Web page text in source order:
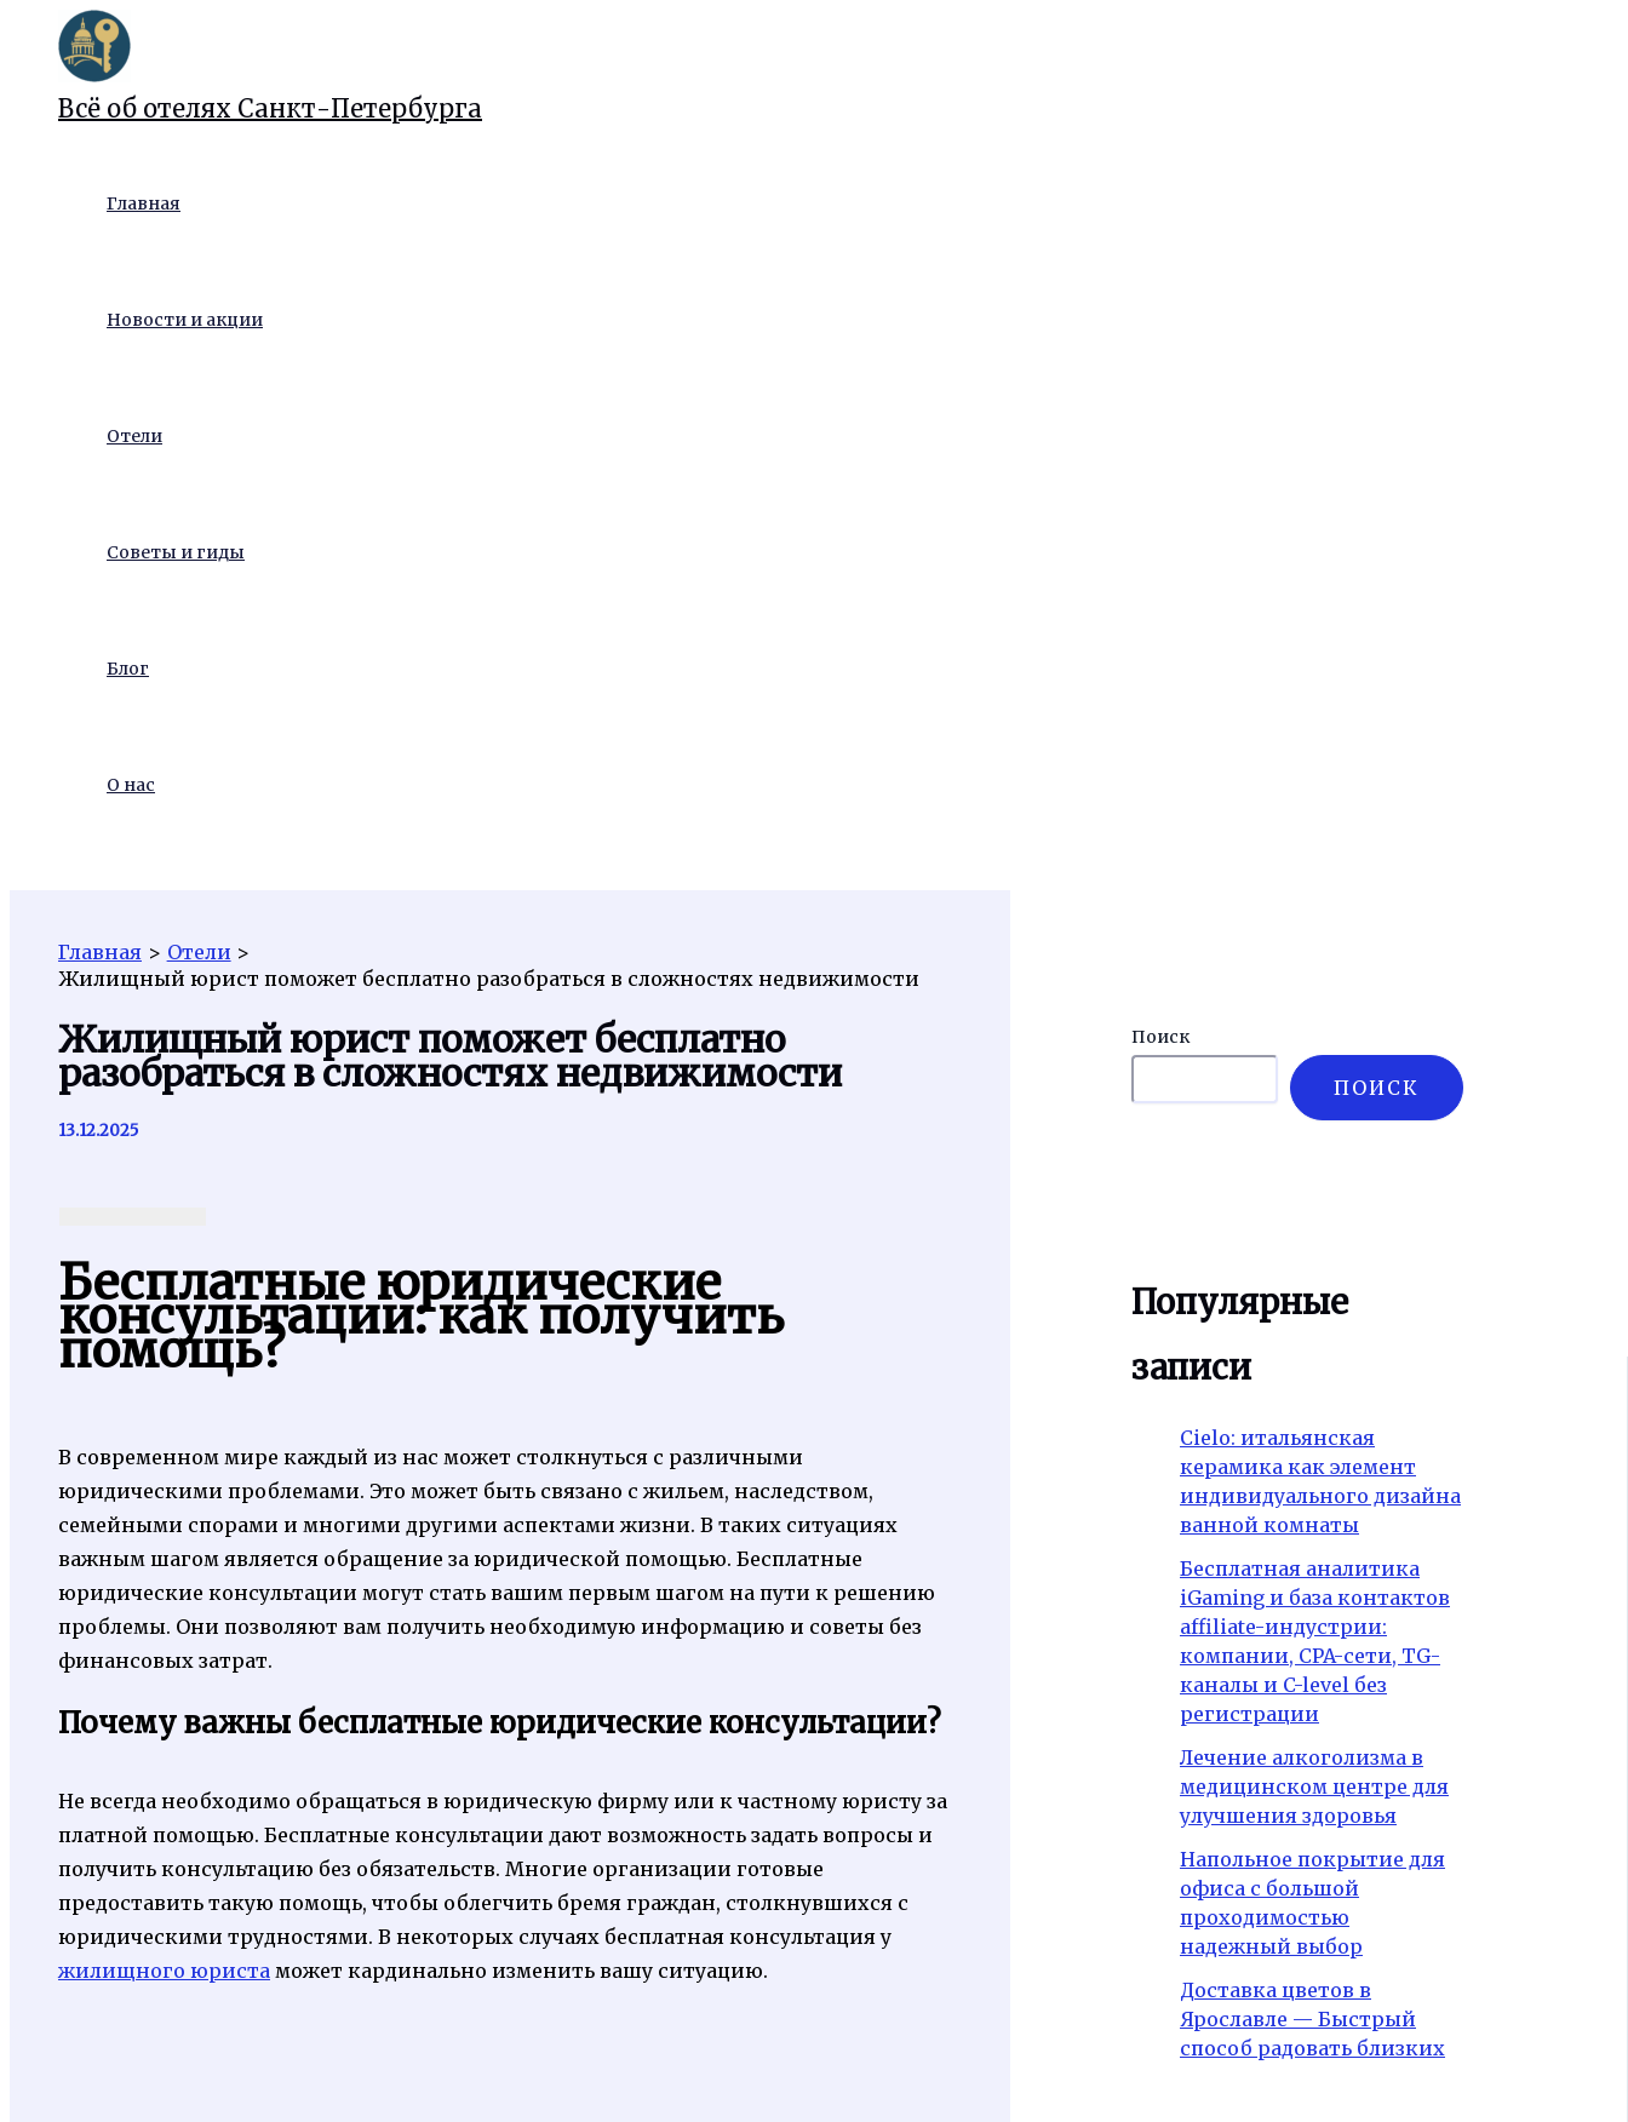
Перейти
содержимому
Всё об отелях Санкт-Петербурга
Главная
Новости и акции
Отели
Советы и гиды
Блог
О нас
Главная
Отели
Жилищный юрист поможет бесплатно разобраться в сложностях недвижимости
Жилищный юрист поможет бесплатно
разобраться в сложностях недвижимости
13.12.2025
Бесплатные юридические
консультации: как получить
помощь?
В современном мире каждый из нас может столкнуться с различными
юридическими проблемами. Это может быть связано с жильем, наследством,
семейными спорами и многими другими аспектами жизни. В таких ситуациях
важным шагом является обращение за юридической помощью. Бесплатные
юридические консультации могут стать вашим первым шагом на пути к решению
проблемы. Они позволяют вам получить необходимую информацию и советы без
финансовых затрат.
Почему важны бесплатные юридические консультации?
Не всегда необходимо обращаться в юридическую фирму или к частному юристу за
платной помощью. Бесплатные консультации дают возможность задать вопросы и
получить консультацию без обязательств. Многие организации готовые
предоставить такую помощь, чтобы облегчить бремя граждан, столкнувшихся с
юридическими трудностями. В некоторых случаях бесплатная консультация у
жилищного юриста может кардинально изменить вашу ситуацию.
Поиск
ПОИСК
Популярные
записи
Cielo: итальянская
керамика как элемент
индивидуального дизайна
ванной комнаты
Бесплатная аналитика
iGaming и база контактов
affiliate-индустрии:
компании, CPA-сети, TG-
каналы и C-level без
регистрации
Лечение алкоголизма в
медицинском центре для
улучшения здоровья
Напольное покрытие для
офиса с большой
проходимостью
надежный выбор
Доставка цветов в
Ярославле — Быстрый
способ радовать близких